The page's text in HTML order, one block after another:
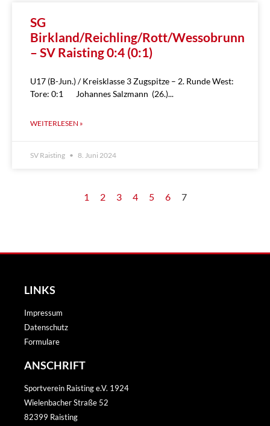
SG
Birkland/Reichling/Rott/Wessobrunn
– SV Raisting 0:4 (0:1)
U17 (B-Jun.) / Kreisklasse 3 Zugspitze – 2. Runde West:
Tore: 0:1 Johannes Salzmann (26.)
WEITERLESEN »
SV Raisting 8. Juni 2024
1 2 3 4 5 6 7
LINKS
Impressum
Datenschutz
Formulare
ANSCHRIFT
Sportverein Raisting e.V. 1924
Wielenbacher Straße 52
82399 Raisting